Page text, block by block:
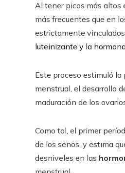
Al tener picos más altos
más frecuentes que en
estrictamente
luteinizante y la
Este proceso estimuló la
menstrual, el desarrollo
maduración de los
Como tal, el primer
de los senos, y estima
desniveles en las